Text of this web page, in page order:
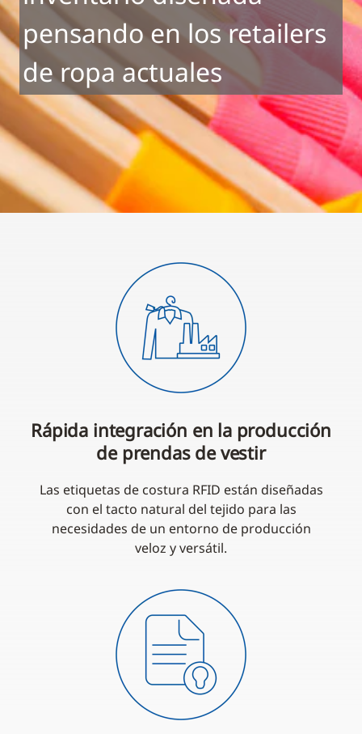
pensando en los retailers
de ropa actuales
Rápida integración en la producción
de prendas de vestir
Las etiquetas de costura RFID están diseñadas
con el tacto natural del tejido para las
necesidades de un entorno de producción
veloz y versátil.